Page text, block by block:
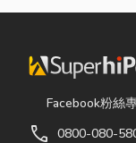
Facebook粉絲
call 0800-080-